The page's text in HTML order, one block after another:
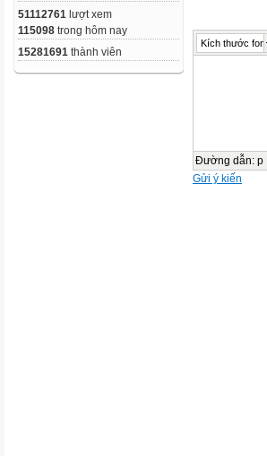
51112761 lượt xem
115098 trong hôm nay
15281691 thành viên
Kích thước font
Đường dẫn: p
Gửi ý kiến